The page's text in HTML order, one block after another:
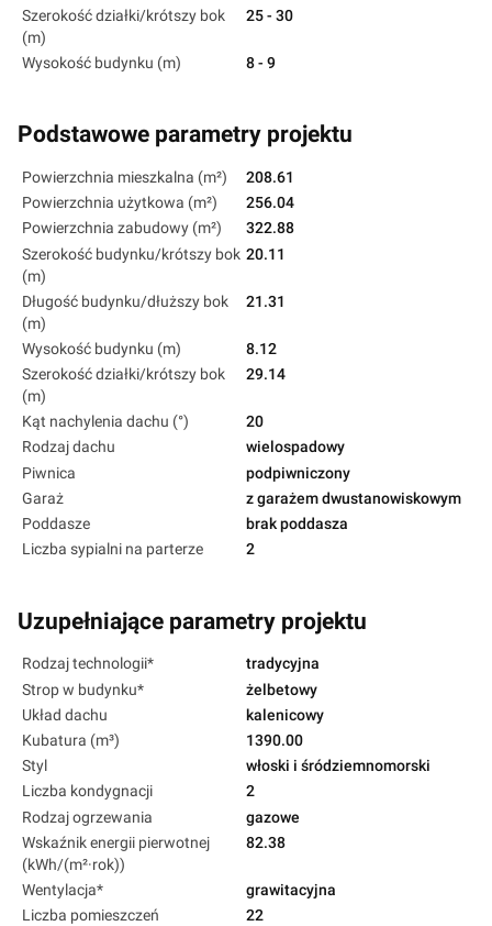
Szerokość działki/krótszy bok
(m)
25 - 30
Wysokość budynku (m) 8 - 9
Podstawowe parametry projektu
Powierzchnia mieszkalna (m²)
208.61
Powierzchnia użytkowa (m²)
256.04
Powierzchnia zabudowy (m²)
322.88
Szerokość budynku/krótszy bok
(m)
20.11
Długość budynku/dłuższy bok
(m)
21.31
Wysokość budynku (m)
8.12
Szerokość działki/krótszy bok
(m)
29.14
Kąt nachylenia dachu (°)
20
Rodzaj dachu
wielospadowy
Piwnica
podpiwniczony
Garaż
z garażem dwustanowiskowym
Poddasze
brak poddasza
Liczba sypialni na parterze
2
Uzupełniające parametry projektu
Rodzaj technologii*
tradycyjna
Strop w budynku*
żelbetowy
Układ dachu
kalenicowy
Kubatura (m³)
1390.00
Styl
włoski i śródziemnomorski
Liczba kondygnacji
2
Rodzaj ogrzewania
gazowe
Wskaźnik energii pierwotnej
(kWh/(m²·rok))
82.38
Wentylacja*
grawitacyjna
Liczba pomieszczeń
22